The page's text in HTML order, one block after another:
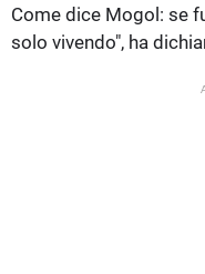
Come dice Mogol: se
solo vivendo", ha